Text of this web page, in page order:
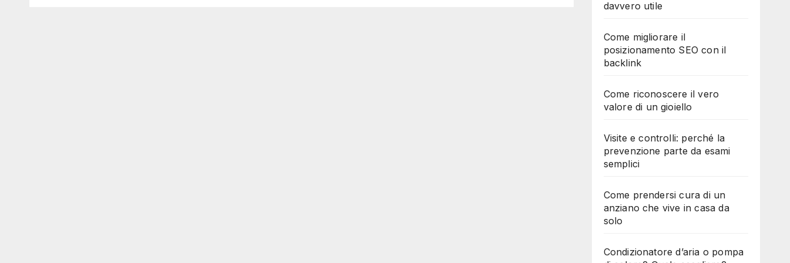
davvero utile
Come migliorare il
posizionamento SEO con il
backlink
Come riconoscere il vero
valore di un gioiello
Visite e controlli: perché la
prevenzione parte da esami
semplici
Come prendersi cura di un
anziano che vive in casa da
solo
Condizionatore d’aria o pompa